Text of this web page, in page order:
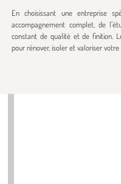
En choisissant une entreprise
accompagnement complet, de
constant de qualité et de finition.
pour rénover, isoler et valoriser votre